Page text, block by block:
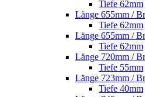
Tiefe 62mm
Länge 655mm /
Tiefe 62mm
Länge 655mm /
Tiefe 62mm
Länge 720mm /
Tiefe 55mm
Länge 723mm /
Tiefe 40mm